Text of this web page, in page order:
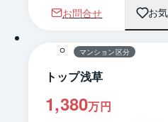
お問合せ お
マンション区分
トップ浅草
1,380万円